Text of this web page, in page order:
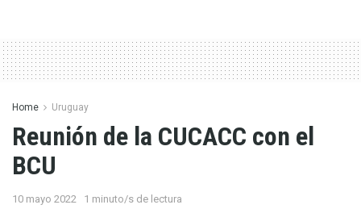
Home Uruguay
Reunión de la CUCACC con el
BCU
10 mayo 2022 1 minuto/s de lectura